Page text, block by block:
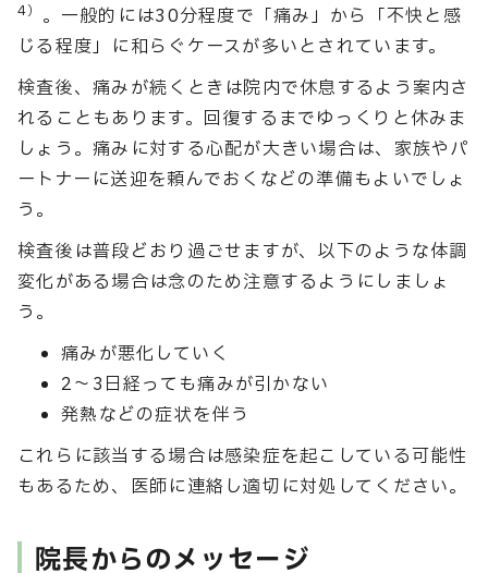
4） 。一般的には30分程度で「痛み」から「不快と感
じる程度」に和らぐケースが多いとされています。
検査後、痛みが続くときは院内で休息するよう案内さ
れることもあります。回復するまでゆっくりと休みま
しょう。痛みに対する心配が大きい場合は、家族やパ
ートナーに送迎を頼んでおくなどの準備もよいでしょ
う。
検査後は普段どおり過ごせますが、以下のような体調
変化がある場合は念のため注意するようにしましょ
う。
痛みが悪化していく
2〜3日経っても痛みが引かない
発熱などの症状を伴う
これらに該当する場合は感染症を起こしている可能性
もあるため、医師に連絡し適切に対処してください。
院長からのメッセージ